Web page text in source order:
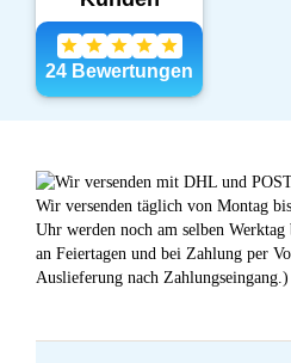
Wir versenden täglich von Montag
Uhr werden noch am selben Werktag
an Feiertagen und bei Zahlung per
Auslieferung nach Zahlungseingang.)